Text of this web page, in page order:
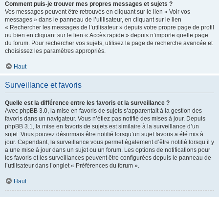
Comment puis-je trouver mes propres messages et sujets ?
Vos messages peuvent être retrouvés en cliquant sur le lien « Voir vos
messages » dans le panneau de l’utilisateur, en cliquant sur le lien
« Rechercher les messages de l’utilisateur » depuis votre propre page de profil
ou bien en cliquant sur le lien « Accès rapide » depuis n’importe quelle page
du forum. Pour rechercher vos sujets, utilisez la page de recherche avancée et
choisissez les paramètres appropriés.
Haut
Surveillance et favoris
Quelle est la différence entre les favoris et la surveillance ?
Avec phpBB 3.0, la mise en favoris de sujets s’apparentait à la gestion des
favoris dans un navigateur. Vous n’étiez pas notifié des mises à jour. Depuis
phpBB 3.1, la mise en favoris de sujets est similaire à la surveillance d’un
sujet. Vous pouvez désormais être notifié lorsqu’un sujet favoris a été mis à
jour. Cependant, la surveillance vous permet également d’être notifié lorsqu’il y
a une mise à jour dans un sujet ou un forum. Les options de notifications pour
les favoris et les surveillances peuvent être configurées depuis le panneau de
l’utilisateur dans l’onglet « Préférences du forum ».
Haut